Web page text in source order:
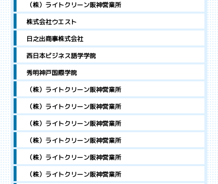
（株）ライトクリーン阪神営業所
株式会社ウエスト
日之出商事株式会社
西日本ビジネス語学学院
秀明神戸国際学院
（株）ライトクリーン阪神営業所
（株）ライトクリーン阪神営業所
（株）ライトクリーン阪神営業所
（株）ライトクリーン阪神営業所
（株）ライトクリーン阪神営業所
（株）ライトクリーン阪神営業所